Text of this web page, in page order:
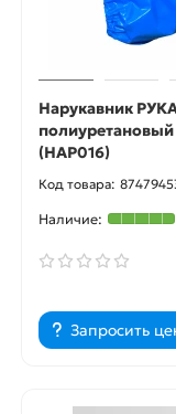
Нарукавник
(НАР016)
Запросить